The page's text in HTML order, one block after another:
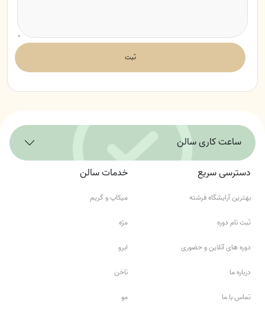
ثبت
ساعت کاری سالن
دسترسی سریع
بهترین آرایشگاه فرشته
ثبت نام دوره
دوره های آنلاین و حضوری
درباره ما
تماس با ما
خدمات سالن
میکاپ و گریم
مژه
ابرو
ناخن
مو